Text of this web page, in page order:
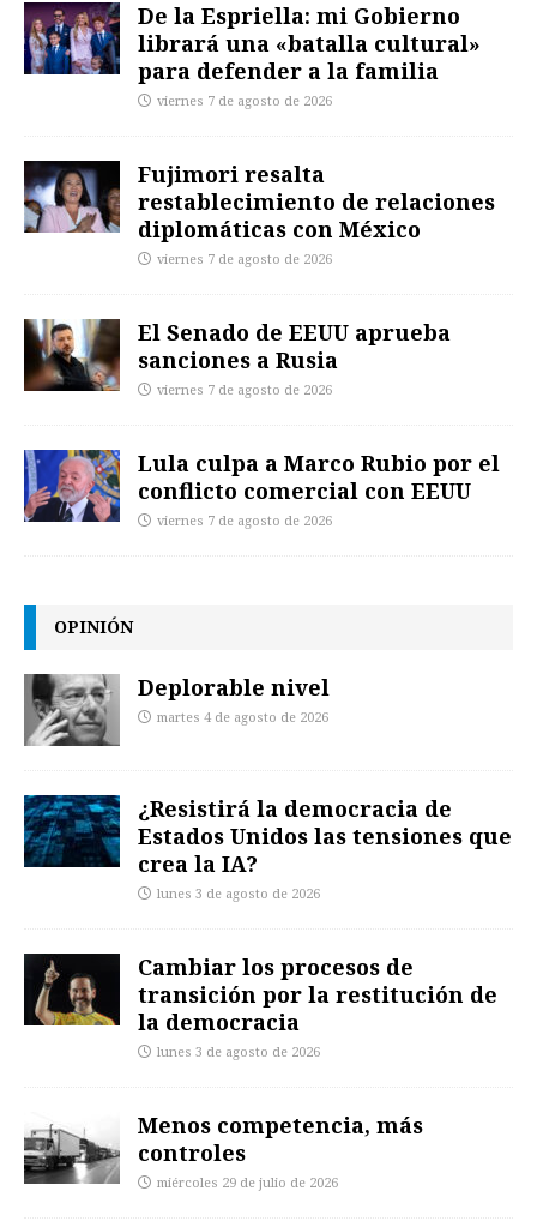
De la Espriella: mi Gobierno
librará una «batalla cultural»
para defender a la familia
viernes 7 de agosto de 2026
Fujimori resalta
restablecimiento de relaciones
diplomáticas con México
viernes 7 de agosto de 2026
El Senado de EEUU aprueba
sanciones a Rusia
viernes 7 de agosto de 2026
Lula culpa a Marco Rubio por el
conflicto comercial con EEUU
viernes 7 de agosto de 2026
OPINIÓN
Deplorable nivel
martes 4 de agosto de 2026
¿Resistirá la democracia de
Estados Unidos las tensiones que
crea la IA?
lunes 3 de agosto de 2026
Cambiar los procesos de
transición por la restitución de
la democracia
lunes 3 de agosto de 2026
Menos competencia, más
controles
miércoles 29 de julio de 2026